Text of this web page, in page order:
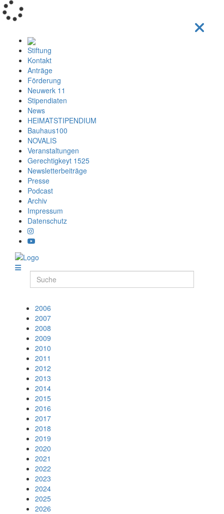
Stiftung
Kontakt
Anträge
Förderung
Neuwerk 11
Stipendiaten
News
HEIMATSTIPENDIUM
Bauhaus100
NOVALIS
Veranstaltungen
Gerechtigkeyt 1525
Newsletterbeiträge
Presse
Podcast
Archiv
Impressum
Datenschutz
2006
2007
2008
2009
2010
2011
2012
2013
2014
2015
2016
2017
2018
2019
2020
2021
2022
2023
2024
2025
2026